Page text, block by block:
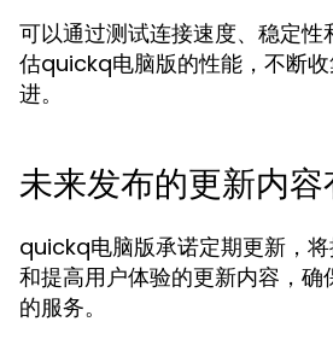
可以通过测试连接速度、稳定
估quickq电脑版的性能，不断
进。
未来发布的更新内容
quickq电脑版承诺定期更新，
和提高用户体验的更新内容，
的服务。